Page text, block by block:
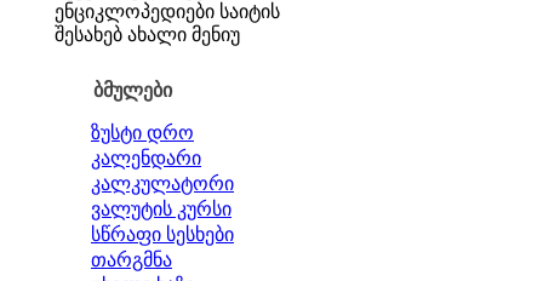
ენციკლოპედიები საიტის
შესახებ ახალი მენიუ
ბმულები
ზუსტი დრო
კალენდარი
კალკულატორი
ვალუტის კურსი
სწრაფი სესხები
თარგმნა